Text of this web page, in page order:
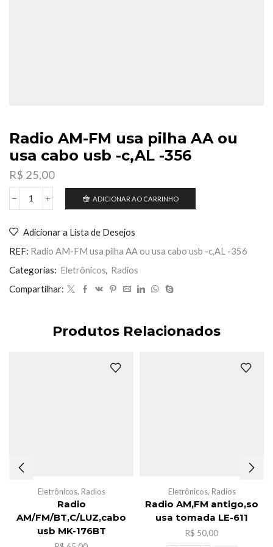
Radio AM-FM usa pilha AA ou
usa cabo usb -c,AL -356
R$ 25,00
Radio
usa
pilha
ou
cabo
ADICIONAR AO CARRINHO
Adicionar a Lista de Desejos
REF: Radio AM-FM usa pilha AA ou usa cabo usb -c,AL -356
Categorias: Eletrônicos, Radios
Compartilhar:
Produtos Relacionados
Eletrônicos, Radios
Radio
AM/FM/BT,C/LUZ,cabo
usb MK-176BT
Eletrônicos, Radios
Radio AM,FM antigo,so
usa tomada LE-611
R$ 50,00